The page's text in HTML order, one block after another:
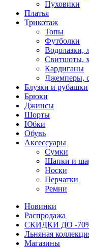
Пуховики
Платья
Трикотаж
Топы
Футболки
Водолазки,
Свитшоты,
Кардиганы
Джемперы,
Блузки и рубашки
Брюки
Джинсы
Шорты
Юбки
Обувь
Аксессуары
Сумки
Шапки и
Носки
Перчатки
Ремни
Новинки
Распродажа
СКИДКИ ДО -
Льняная
Магазины